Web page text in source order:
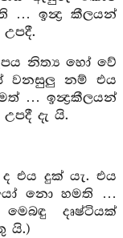
… ඉන්‍ද්‍ර කීලයන්
නිත්‍ය හෝ වේ
වනසුලු නම් එය
… ඉන්‍ද්‍රකීලයන්
දැ යි.
එය දුක් යැ. එය
නො හමති …
දෘෂ්ටියක්
යි.)